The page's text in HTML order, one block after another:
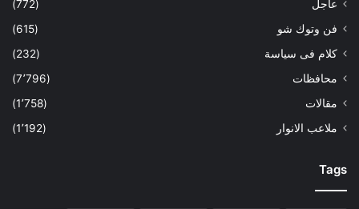
عاجل
(772)
فن وتوك شو
(615)
كلام فى سياسة
(232)
محافظات
(7٬796)
مقالات
(1٬758)
ملاعب الانوار
(1٬192)
Tags